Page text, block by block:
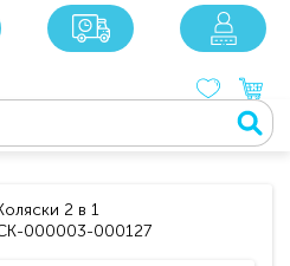
2 в 1
000003-000127
xxx